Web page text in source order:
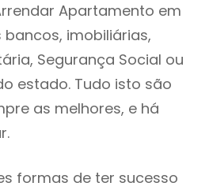
Apartamento em
imobiliárias,
Segurança Social ou
estado. Tudo isto são
as melhores, e há
formas de ter sucesso